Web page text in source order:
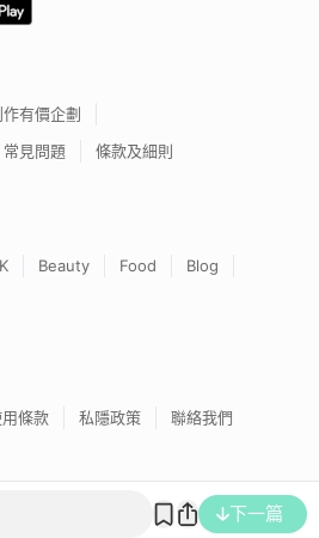
下一篇
有價企劃
常見問題 條款及細則
Beauty Food
Blog
條款 私隱政策 聯絡我們